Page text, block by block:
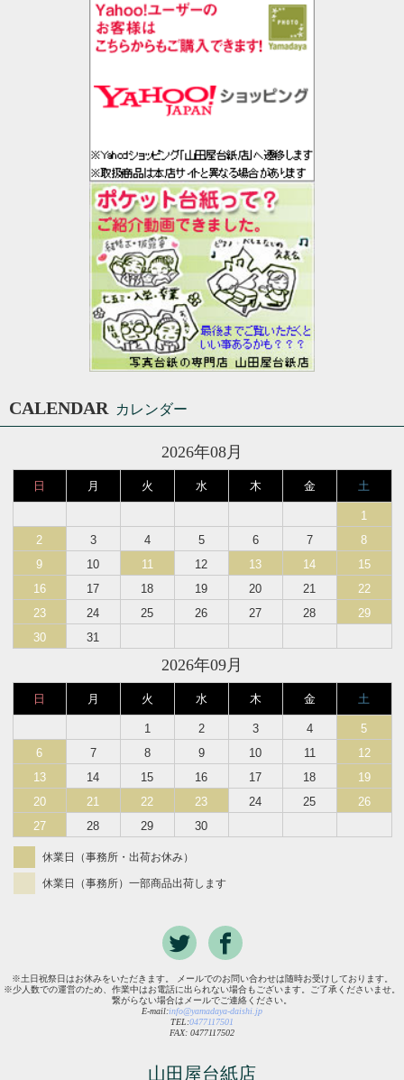
CALENDAR カレンダー
2026年08月
日 月 火 水 木 金 土
1
2
3 4 5 6 7
8
9
10 11 12 13 14
15
16
17 18 19 20 21
22
23
24 25 26 27 28
29
30
31
2026年09月
日 月 火 水 木 金 土
1 2 3 4
5
6
7 8 9 10 11
12
13
14 15 16 17 18
19
20
21 22 23 24 25
26
27
28 29 30
休業日（事務所・出荷お休み）
休業日（事務所）一部商品出荷します
※土日祝祭日はお休みをいただきます。 メールでのお問い合わせは随時お受けしております。
※少人数での運営のため、作業中はお電話に出られない場合もございます。ご了承くださいませ。
繋がらない場合はメールでご連絡ください。
E-mail:info@yamadaya-daishi.jp
TEL:0477117501
FAX: 0477117502
山田屋台紙店